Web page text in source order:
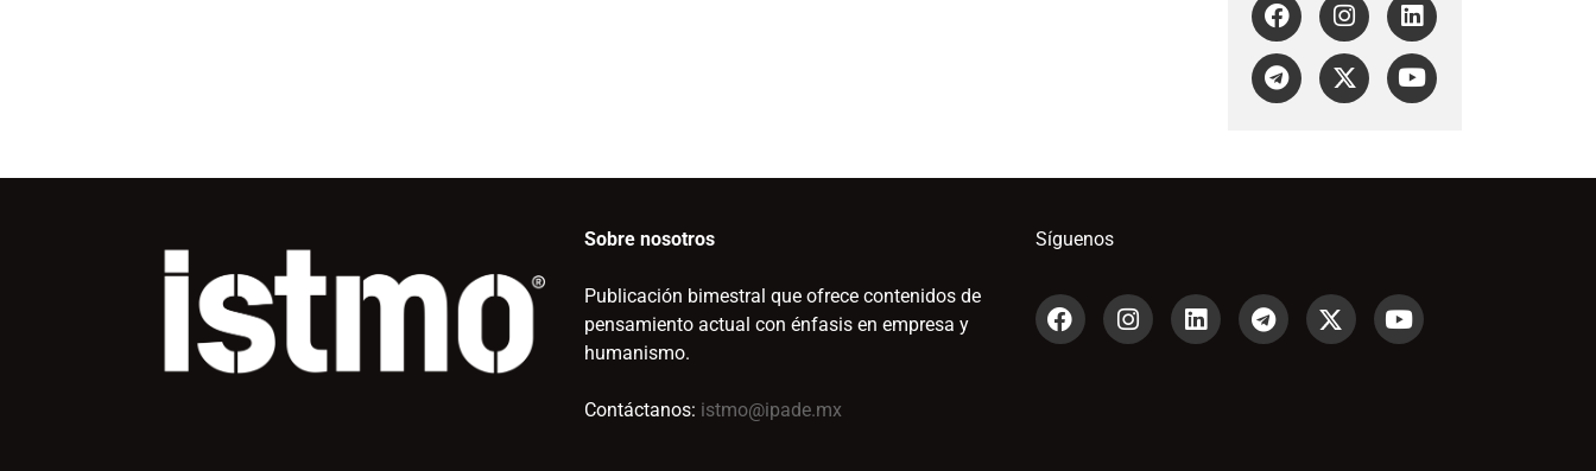
Sobre nosotros
Publicación bimestral que ofrece contenidos de
pensamiento actual con énfasis en empresa y
humanismo.
Contáctanos: istmo@ipade.mx
Síguenos